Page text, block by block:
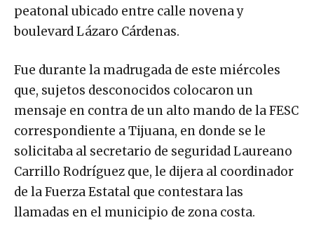
peatonal ubicado entre calle novena y
boulevard Lázaro Cárdenas.
Fue durante la madrugada de este miércoles
que, sujetos desconocidos colocaron un
mensaje en contra de un alto mando de la FESC
correspondiente a Tijuana, en donde se le
solicitaba al secretario de seguridad Laureano
Carrillo Rodríguez que, le dijera al coordinador
de la Fuerza Estatal que contestara las
llamadas en el municipio de zona costa.